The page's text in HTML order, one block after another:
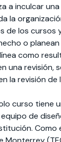
a inculcar
la
de los cursos
o
como
una revisión,
la revisión de
curso tiene
de
Como